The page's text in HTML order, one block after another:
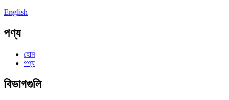
English
পণ্য
হোম
পণ্য
বিভাগগুলি